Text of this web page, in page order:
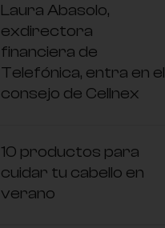
Laura Abasolo,
exdirectora
financiera de
Telefónica, entra en el
consejo de Cellnex
10 productos para
cuidar tu cabello en
verano